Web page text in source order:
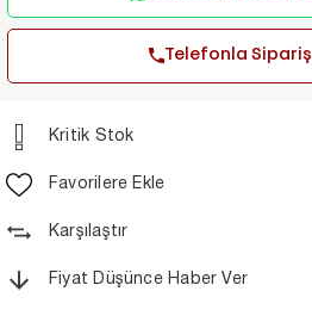
Telefonla Sipariş
Kritik Stok
Favorilere Ekle
Karşılaştır
Fiyat Düşünce Haber Ver